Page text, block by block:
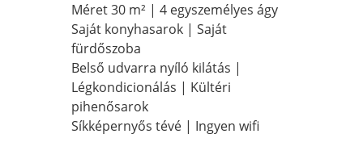
Méret 30 m² | 4 egyszemélyes ágy
Saját konyhasarok | Saját
fürdőszoba
Belső udvarra nyíló kilátás |
Légkondicionálás | Kültéri
pihenősarok
Síkképernyős tévé | Ingyen wifi